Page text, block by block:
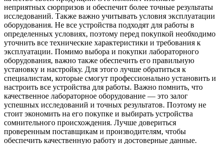
неприятных сюрпризов и обеспечит более точные результаты
исследований. Также важно учитывать условия эксплуатации
оборудования. Не все устройства подходят для работы в
определенных условиях, поэтому перед покупкой необходимо
уточнить все технические характеристики и требования к
эксплуатации. Помимо выбора и покупки лабораторного
оборудования, важно также обеспечить его правильную
установку и настройку. Для этого лучше обратиться к
специалистам, которые смогут профессионально установить и
настроить все устройства для работы. Важно помнить, что
качественное лабораторное оборудование — это залог
успешных исследований и точных результатов. Поэтому не
стоит экономить на его покупке и выбирать устройства
сомнительного происхождения. Лучше довериться
проверенным поставщикам и производителям, чтобы
обеспечить качественную работу и достоверные данные.